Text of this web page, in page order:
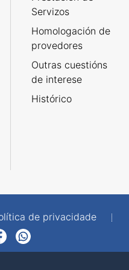
Servizos
Homologación de
provedores
Outras cuestións
de interese
Histórico
de privacidade